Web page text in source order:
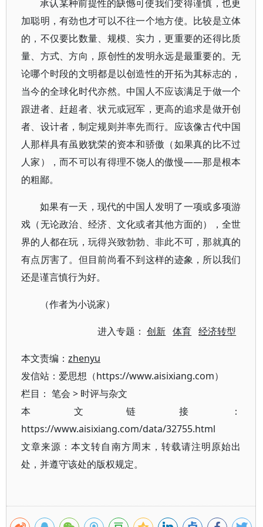
承认某种前提性的缺憾可使我们变得谨慎，也更
加聪明，有劲也才可以不往一个地方使。比较是立体
的，不仅要比数量、规模、实力，更重要的还得比质
量、方式、方向，原创性的发明永远是最重要的。无
论哪个时段的文明都是以创造性的开拓为其标志的，
当今的全球化时代亦然。中国人不应该满足于做一个
跟进者、赶超者、状元或冠军，更高的追求是做开创
者、设计者，制定规则并率先而行。应该像古代中国
人那样具有虽败犹荣的资本和骄傲（如果真的比不过
人家），而不可以有得理不饶人的傲慢——那是根本
的粗鄙。
如果有一天，现代的中国人发明了一项或多项游
戏（无论政治、经济、文化或者其他方面的），全世
界的人都在玩，玩得兴致勃勃、非此不可，那就真的
有点厉害了。但目前尚看不到这样的迹象，所以我们
还是谨言慎行为好。
（作者为小说家）
进入专题：创新 体育 经济转型
本文责编： zhenyu
发信站：爱思想（https://www.aisixiang.com）
栏目： 笔会 > 时评与杂文
本文链接：
https://www.aisixiang.com/data/32755.html
文章来源：本文转自南方周末，转载请注明原始出
处，并遵守该处的版权规定。